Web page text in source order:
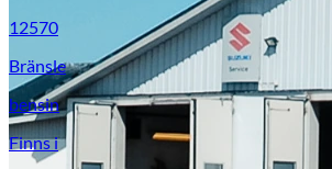
12570
Bränsle
bensin
Finns i